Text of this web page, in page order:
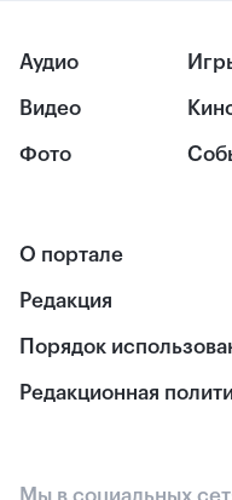
Аудио
Видео
Фото
О портале
Редакция
Порядок
Редакционная